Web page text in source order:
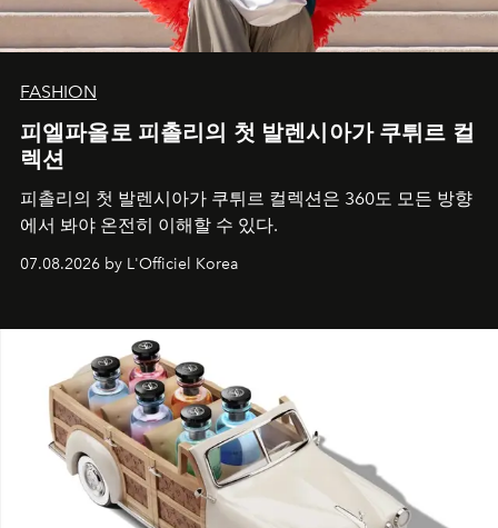
FASHION
피엘파올로 피촐리의 첫 발렌시아가 쿠튀르 컬
렉션
피촐리의 첫 발렌시아가 쿠튀르 컬렉션은 360도 모든 방향
에서 봐야 온전히 이해할 수 있다.
07.08.2026 by L'Officiel Korea